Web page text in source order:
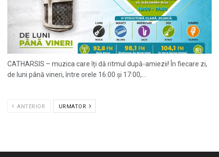
CATHARSIS – muzica care îți dă ritmul după-amiezii! În fiecare zi,
de luni până vineri, între orele 16:00 și 17:00,...
ANTERIOR URMATOR